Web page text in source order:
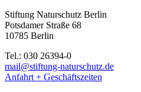
Stiftung Naturschutz Berlin
Potsdamer Straße 68
10785 Berlin
Tel.: 030 26394-0
mail@stiftung-naturschutz.de
Anfahrt + Geschäftszeiten